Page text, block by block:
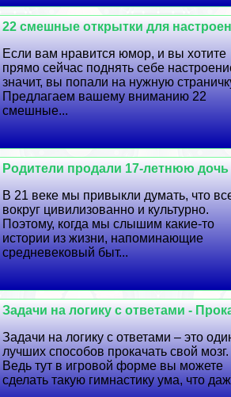
22 смешные открытки для
Если вам нравится юмор, и вы хотите
прямо сейчас поднять себе
значит, вы попали на нужную
Предлагаем вашему вниманию 22
смешные...
Родители продали 17-летнюю дочь
В 21 веке мы привыкли думать, что
вокруг цивилизованно и культурно.
Поэтому, когда мы слышим какие-то
истории из жизни, напоминающие
средневековый быт...
Задачи на логику с ответами -
Задачи на логику с ответами – это
лучших способов прокачать свой мозг.
Ведь тут в игровой форме вы можете
сделать такую гимнастику ума, что